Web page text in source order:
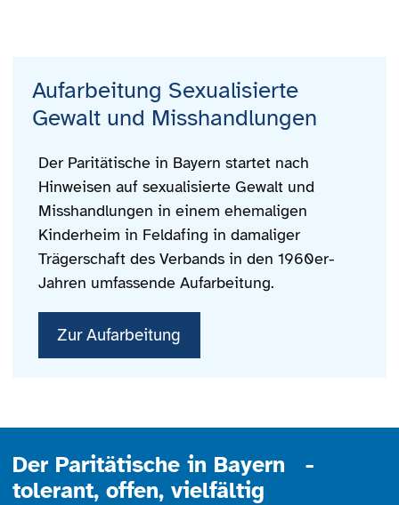
Aufarbeitung Sexualisierte
Gewalt und Misshandlungen
Der Paritätische in Bayern startet nach
Hinweisen auf sexualisierte Gewalt und
Misshandlungen in einem ehemaligen
Kinderheim in Feldafing in damaliger
Trägerschaft des Verbands in den 1960er-
Jahren umfassende Aufarbeitung.
Zur Aufarbeitung
Der Paritätische in Bayern -
tolerant, offen, vielfältig